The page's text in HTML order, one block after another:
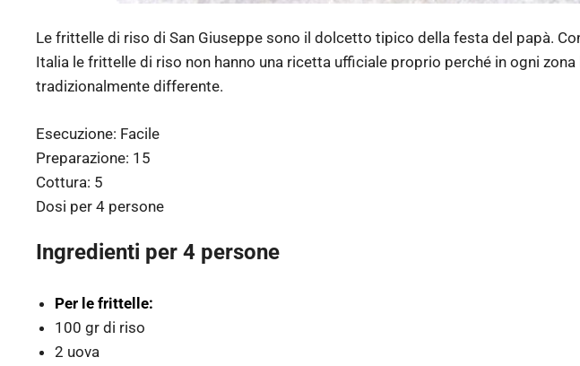
Le frittelle di riso di San Giuseppe sono il dolcetto tipico della festa del papà.
Italia le frittelle di riso non hanno una ricetta ufficiale proprio perché in ogni zona
tradizionalmente differente.
Esecuzione: Facile
Preparazione: 15
Cottura: 5
Dosi per 4 persone
Ingredienti per 4 persone
Per le frittelle:
100 gr di riso
2 uova